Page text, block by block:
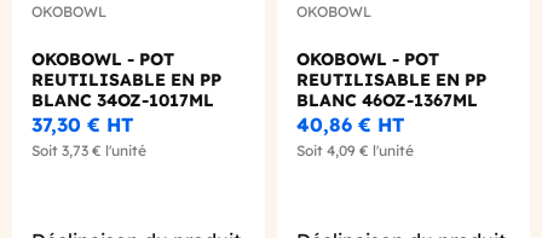
OKOBOWL
OKOBOWL - POT
REUTILISABLE EN PP
BLANC 34OZ-1017ML
Ø167MM X1
37,30 € HT
Soit 3,73 € l'unité
OKOBOWL
OKOBOWL - POT
REUTILISABLE EN PP
BLANC 46OZ-1367ML
Ø167MM X1
40,86 € HT
Soit 4,09 € l'unité